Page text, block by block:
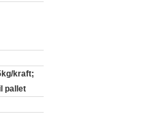
kraft;
pallet